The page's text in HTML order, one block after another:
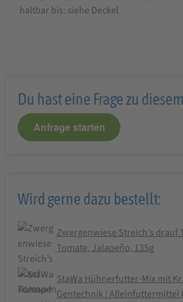
haltbar bis: siehe Deckel
Du hast eine Frage zu
Anfrage starten
Wird gerne dazu bestellt:
Zwergenwiese Streich’s drauf
Tomate, Jalapeño, 135g
StaWa Hühnerfutter-Mix mit
Gentechnik | Alleinfuttermittel